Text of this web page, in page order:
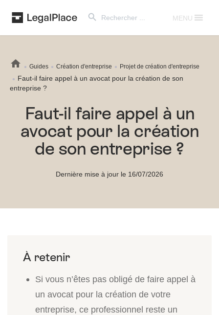
for:
MENU
Guides Création d'entreprise Projet de création d'entreprise
Faut-il faire appel à un avocat pour la création de son
entreprise ?
Faut-il faire appel à un
avocat pour la création
de son entreprise ?
Dernière mise à jour le 16/07/2026
Si vous n’êtes pas obligé de faire appel à
un avocat pour la création de votre
entreprise, ce professionnel reste un